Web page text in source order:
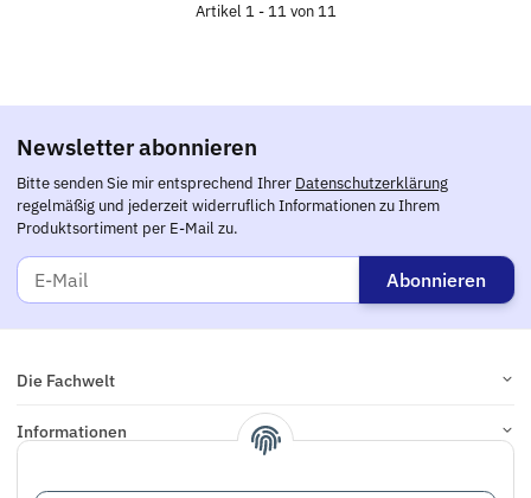
Artikel 1 - 11 von 11
Newsletter abonnieren
Bitte senden Sie mir entsprechend Ihrer Datenschutzerklärung
regelmäßig und jederzeit widerruflich Informationen zu Ihrem
Produktsortiment per E-Mail zu.
Abonnieren
Die Fachwelt
Informationen